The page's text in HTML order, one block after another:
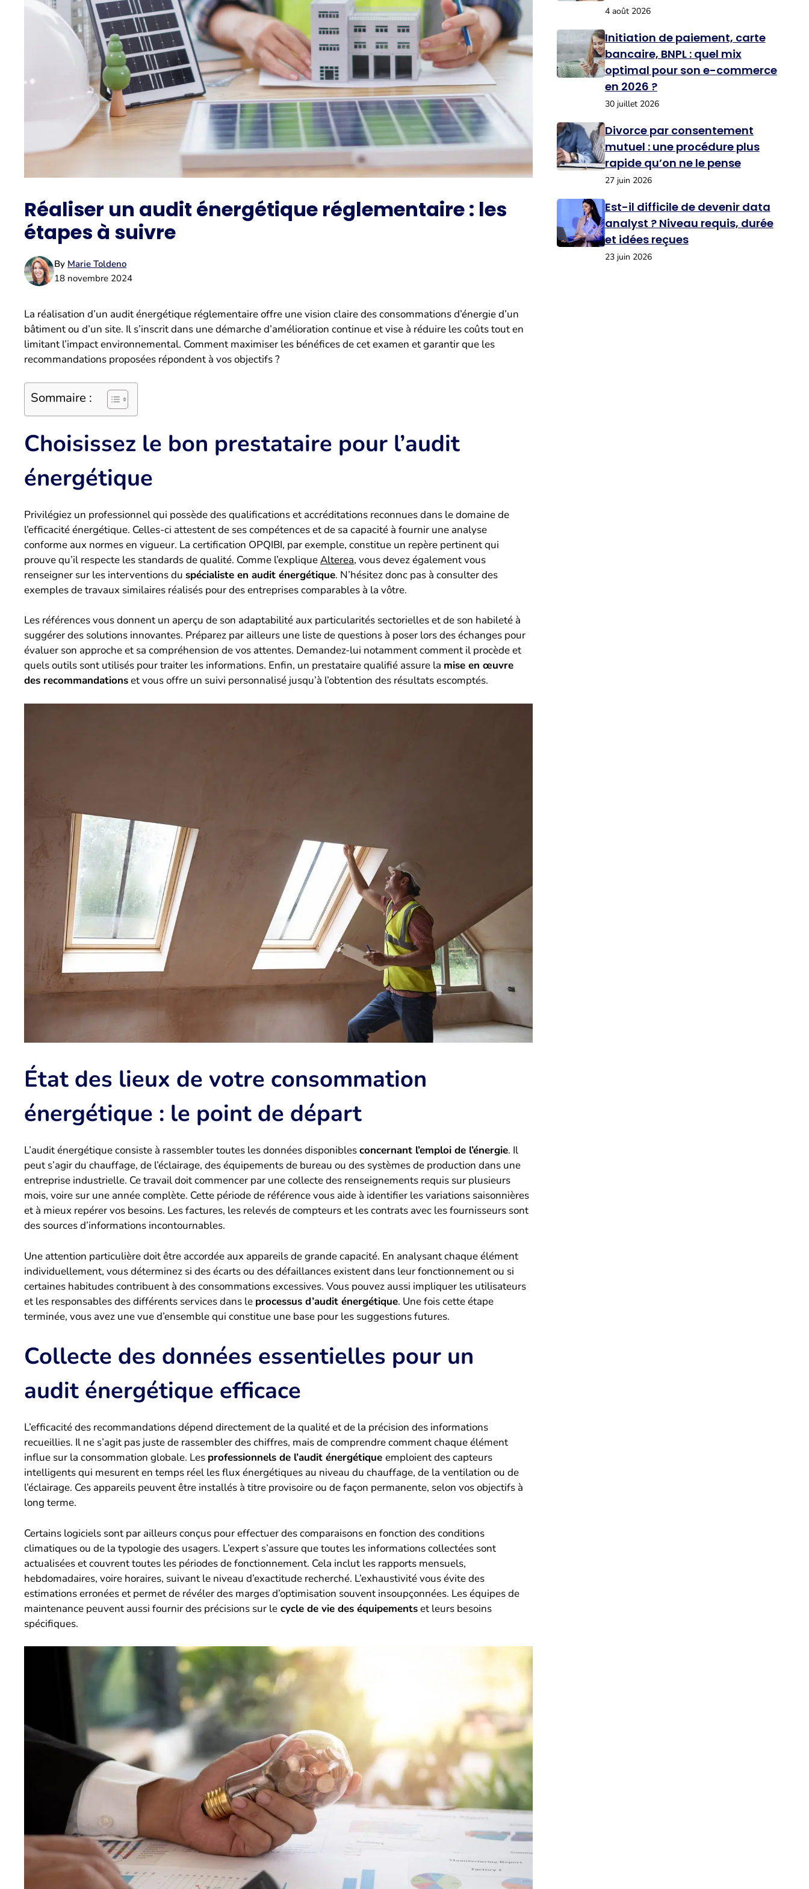
Réaliser un audit énergétique réglementaire : les
étapes à suivre
By Marie Toldeno
18 novembre 2024
La réalisation d’un audit énergétique réglementaire offre une vision claire des consommations d’énergie d’un
bâtiment ou d’un site. Il s’inscrit dans une démarche d’amélioration continue et vise à réduire les coûts tout en
limitant l’impact environnemental. Comment maximiser les bénéfices de cet examen et garantir que les
recommandations proposées répondent à vos objectifs ?
Sommaire :
Choisissez le bon prestataire pour l’audit
énergétique
Privilégiez un professionnel qui possède des qualifications et accréditations reconnues dans le domaine de
l’efficacité énergétique. Celles-ci attestent de ses compétences et de sa capacité à fournir une analyse
conforme aux normes en vigueur. La certification OPQIBI, par exemple, constitue un repère pertinent qui
prouve qu’il respecte les standards de qualité. Comme l’expliqueAlterea, vous devez également vous
renseigner sur les interventions du spécialiste en audit énergétique. N’hésitez donc pas à consulter des
exemples de travaux similaires réalisés pour des entreprises comparables à la vôtre.
Les références vous donnent un aperçu de son adaptabilité aux particularités sectorielles et de son habileté à
suggérer des solutions innovantes. Préparez par ailleurs une liste de questions à poser lors des échanges pour
évaluer son approche et sa compréhension de vos attentes. Demandez-lui notamment comment il procède et
quels outils sont utilisés pour traiter les informations. Enfin, un prestataire qualifié assure la mise en œuvre
des recommandationset vous offre un suivi personnalisé jusqu’à l’obtention des résultats escomptés.
État des lieux de votre consommation
énergétique : le point de départ
L’audit énergétique consiste à rassembler toutes les données disponiblesconcernant l’emploi de l’énergie. Il
peut s’agir du chauffage, de l’éclairage, des équipements de bureau ou des systèmes de production dans une
entreprise industrielle. Ce travail doit commencer par une collecte des renseignements requis sur plusieurs
mois, voire sur une année complète. Cette période de référence vous aide à identifier les variations saisonnières
et à mieux repérer vos besoins. Les factures, les relevés de compteurs et les contrats avec les fournisseurs sont
des sources d’informations incontournables.
Une attention particulière doit être accordée aux appareils de grande capacité. En analysant chaque élément
individuellement, vous déterminez si des écarts ou des défaillances existent dans leur fonctionnement ou si
certaines habitudes contribuent à des consommations excessives. Vous pouvez aussi impliquer les utilisateurs
et les responsables des différents services dans le processus d’audit énergétique. Une fois cette étape
terminée, vous avez une vue d’ensemble qui constitue une base pour les suggestions futures.
Collecte des données essentielles pour un
audit énergétique efficace
L’efficacité des recommandations dépend directement de la qualité et de la précision des informations
recueillies. Il ne s’agit pas juste de rassembler des chiffres, mais de comprendre comment chaque élément
influe sur la consommation globale. Les professionnels de l’audit énergétique emploient des capteurs
intelligents qui mesurent en temps réel les flux énergétiques au niveau du chauffage, de la ventilation ou de
l’éclairage. Ces appareils peuvent être installés à titre provisoire ou de façon permanente, selon vos objectifs à
long terme.
Certains logiciels sont par ailleurs conçus pour effectuer des comparaisons en fonction des conditions
climatiques ou de la typologie des usagers. L’expert s’assure que toutes les informations collectées sont
actualisées et couvrent toutes les périodes de fonctionnement. Cela inclut les rapports mensuels,
hebdomadaires, voire horaires, suivant le niveau d’exactitude recherché. L’exhaustivité vous évite des
estimations erronées et permet de révéler des marges d’optimisation souvent insoupçonnées. Les équipes de
maintenance peuvent aussi fournir des précisions sur le cycle de vie des équipementset leurs besoins
spécifiques.
4 août 2026
Initiation de paiement, carte
bancaire, BNPL : quel mix
optimal pour son e-commerce
en 2026 ?
30 juillet 2026
Divorce par consentement
mutuel : une procédure plus
rapide qu’on ne le pense
27 juin 2026
Est-il difficile de devenir data
analyst ? Niveau requis, durée
et idées reçues
23 juin 2026